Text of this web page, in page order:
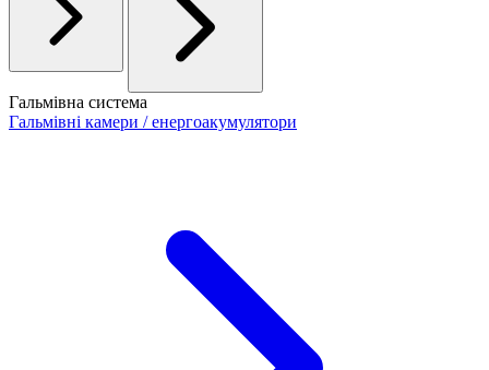
Гальмівна система
Гальмівні камери / енергоакумулятори